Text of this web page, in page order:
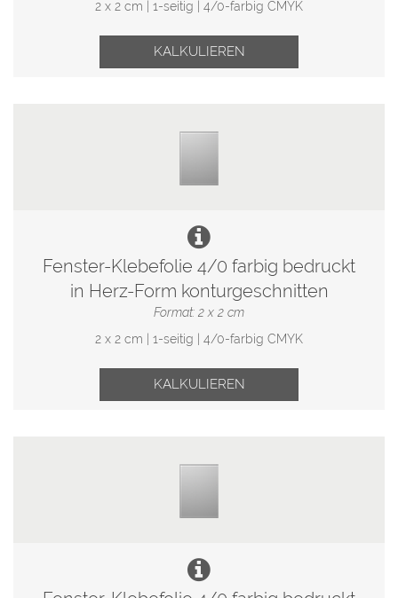
2 x 2 cm | 1-seitig | 4/0-farbig CMYK
KALKULIEREN
Fenster-Klebefolie 4/0 farbig bedruckt
in Herz-Form konturgeschnitten
Format: 2 x 2 cm
2 x 2 cm | 1-seitig | 4/0-farbig CMYK
KALKULIEREN